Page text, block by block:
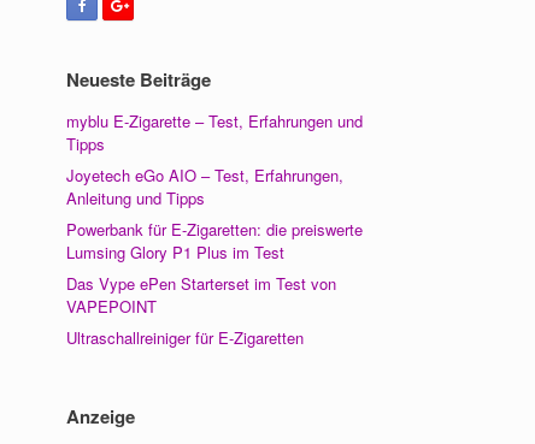
Neueste Beiträge
myblu E-Zigarette – Test, Erfahrungen und
Tipps
Joyetech eGo AIO – Test, Erfahrungen,
Anleitung und Tipps
Powerbank für E-Zigaretten: die preiswerte
Lumsing Glory P1 Plus im Test
Das Vype ePen Starterset im Test von
VAPEPOINT
Ultraschallreiniger für E-Zigaretten
Anzeige